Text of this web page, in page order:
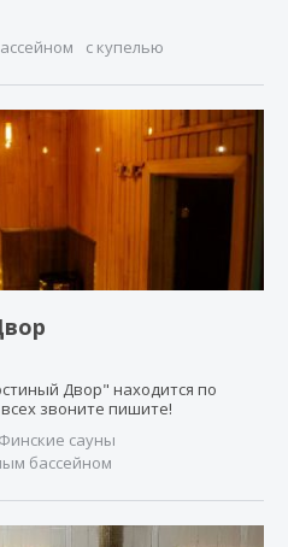
с купелью
Двор" находится по
звоните пишите!
Финские сауны
бассейном